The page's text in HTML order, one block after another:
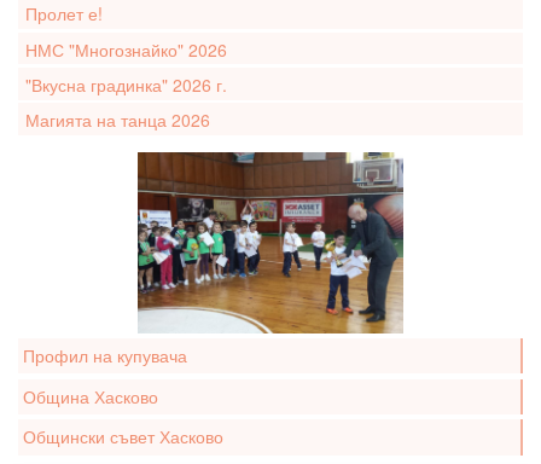
Пролет е!
НМС "Многознайко" 2026
"Вкусна градинка" 2026 г.
Магията на танца 2026
Профил на купувача
Община Хасково
Общински съвет Хасково